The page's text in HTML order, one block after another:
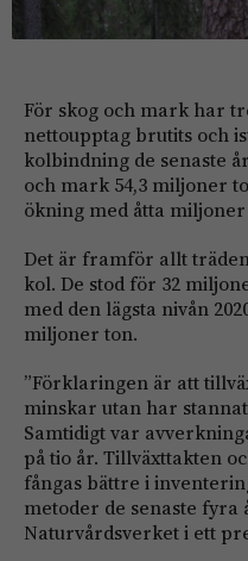
För skog och mark har
nettoupptag brutits och
kolbindning de senaste
och mark 54,3 miljoner
ökning med åtta
Det är framför allt
kol. De stod för 32
med den lägsta nivån
miljoner ton.
”Förklaringen är att
minskar utan har
Samtidigt var
på tio år. Tillväxttakten
fångas bättre i
metoder de senaste fyra
Naturvårdsverket i ett